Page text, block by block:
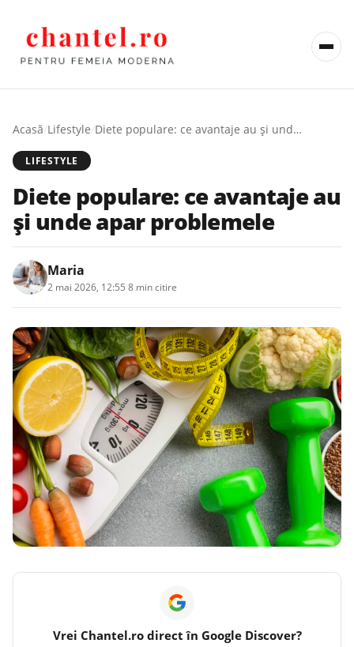
Acasă/Lifestyle/ Diete populare: ce avantaje au și unde apar problemele
LIFESTYLE
Diete populare: ce avantaje au
și unde apar problemele
Maria
2 mai 2026, 12:55 8 min citire
Vrei Chantel.rodirect în Google Discover?